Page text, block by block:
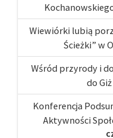
Wiewiórki lubią
Ścieżki” w
Wśród przyrody i
do Giż
Konferencja
Aktywności